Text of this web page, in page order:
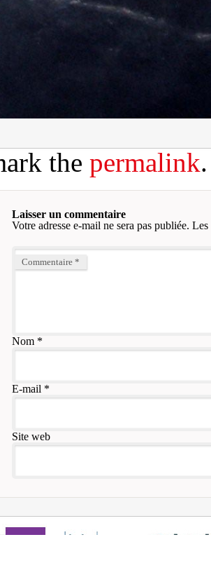
the permalink.
Laisser un commentaire
Votre adresse e-mail ne sera pas publiée. Les
Commentaire *
Nom*
E-mail *
Site web